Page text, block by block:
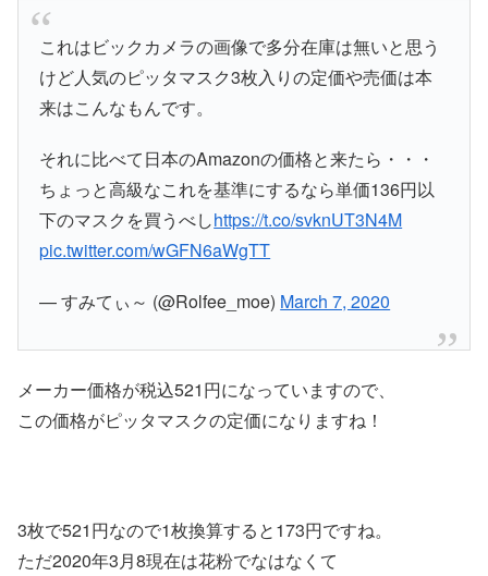
これはビックカメラの画像で多分在庫は無いと思う
けど人気のピッタマスク3枚入りの定価や売価は本
来はこんなもんです。
それに比べて日本のAmazonの価格と来たら・・・
ちょっと高級なこれを基準にするなら単価136円以
下のマスクを買うべしhttps://t.co/svknUT3N4M
pic.twitter.com/wGFN6aWgTT
— すみてぃ～ (@Rolfee_moe) March 7, 2020
メーカー価格が税込521円になっていますので、
この価格がピッタマスクの定価になりますね！
3枚で521円なので1枚換算すると173円ですね。
ただ2020年3月8現在は花粉でなはなくて